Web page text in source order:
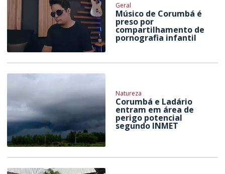
Geral
Músico de Corumbá é
preso por
compartilhamento de
pornografia infantil
Natureza
Corumbá e Ladário
entram em área de
perigo potencial
segundo INMET